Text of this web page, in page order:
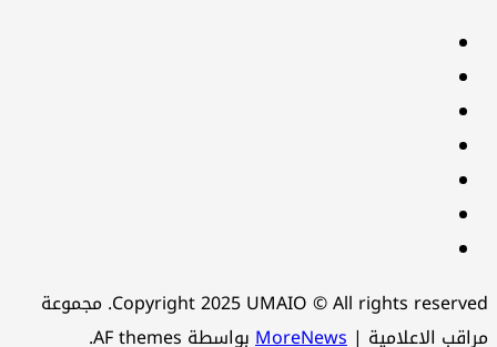
facebook
Twitter
youtube
Linkedin
instagram
snapchat
Telegram
Copyright 2025 UMAIO © All rights reserved. مجموعة
الاعلامية|
MoreNewsبواسطة AF themes.